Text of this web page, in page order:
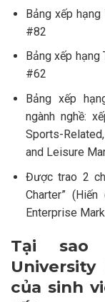
Bảng xếp
#82
Bảng xếp
#62
Bảng xếp
ngành nghề:
Sports-
and Leisure
Được trao 2
Charter”
Enterprise
Tại sao
của sinh